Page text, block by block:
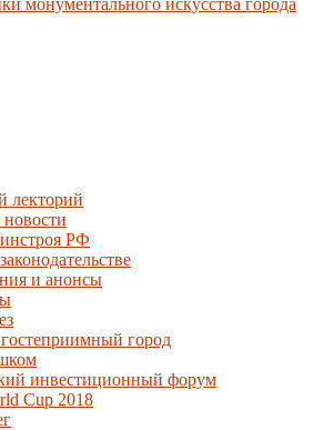
монументального искусства города
лекторий
РФ
и анонсы
город
инвестиционный форум
Cup 2018